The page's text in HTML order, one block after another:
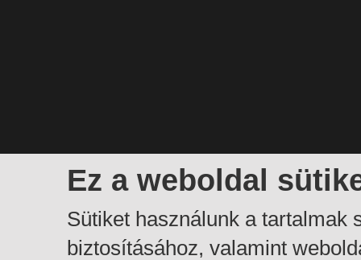
Ez a weboldal
Sütiket használunk a tartalmak
biztosításához, valamint